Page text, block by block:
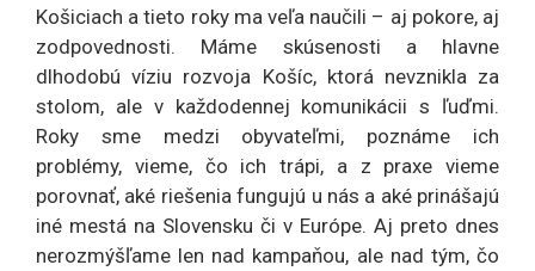
Košiciach a tieto roky ma veľa naučili – aj pokore, aj
zodpovednosti. Máme skúsenosti a hlavne
dlhodobú víziu rozvoja Košíc, ktorá nevznikla za
stolom, ale v každodennej komunikácii s ľuďmi.
Roky sme medzi obyvateľmi, poznáme ich
problémy, vieme, čo ich trápi, a z praxe vieme
porovnať, aké riešenia fungujú u nás a aké prinášajú
iné mestá na Slovensku či v Európe. Aj preto dnes
nerozmýšľame len nad kampaňou, ale nad tým, čo